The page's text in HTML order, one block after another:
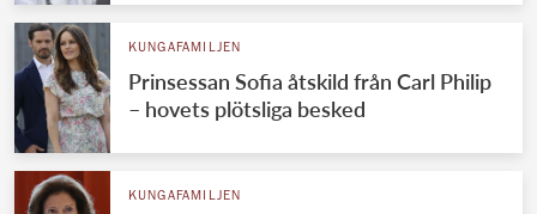
KUNGAFAMILJEN
Prinsessan Sofia åtskild från Carl Philip
– hovets plötsliga besked
KUNGAFAMILJEN